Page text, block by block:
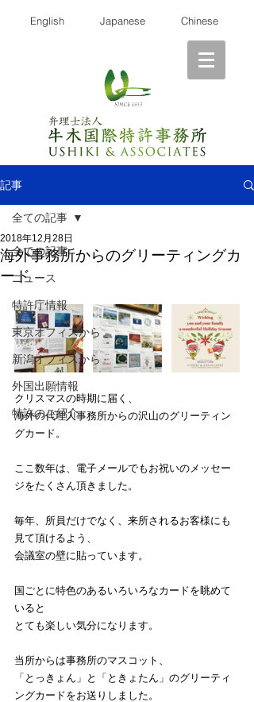
English Japanese Chinese
記事
全ての記事
ニュース
特許庁情報
東京オフィスから
新潟オフィスから
外国出願情報
特許のご紹介
全ての記事
海外事務所からのグリーティングカ
ード
2018年12月28日
クリスマスの時期に届く、
海外の代理人事務所からの沢山のグリーティン
グカード。
ここ数年は、電子メールでもお祝いのメッセー
ジをたくさん頂きました。
毎年、所員だけでなく、来所されるお客様にも
見て頂けるよう、
会議室の壁に貼っています。
国ごとに特色のあるいろいろなカードを眺めて
いると
とても楽しい気分になります。
当所からは事務所のマスコット、
「とっきょん」と「ときょたん」のグリーティ
ングカードをお送りしました。